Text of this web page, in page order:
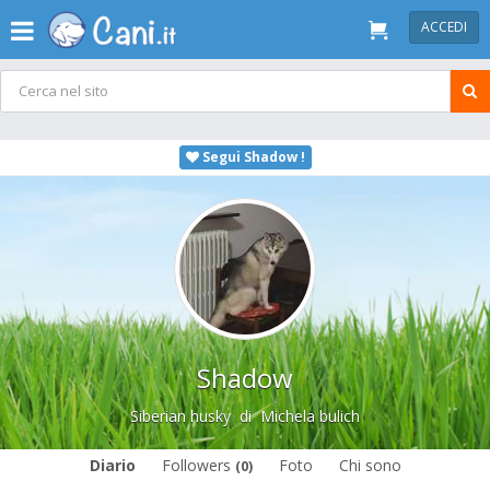
ACCEDI
Segui Shadow !
Shadow
Siberian huskydiMichela bulich
Diario Followers (0) Foto Chi sono